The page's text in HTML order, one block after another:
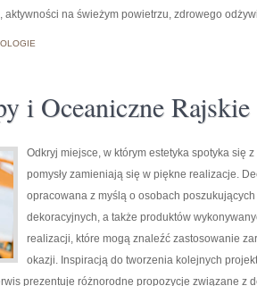
aktywności na świeżym powietrzu, zdrowego
i Oceaniczne
Odkryj miejsce, w którym estetyka spotyka się
pomysły zamieniają się w piękne realizacje.
opracowana z myślą o osobach
dekoracyjnych, a także produktów
realizacji, które mogą znaleźć zastosowanie
okazji. Inspiracją do tworzenia kolejnych
prezentuje różnorodne propozycje związane z